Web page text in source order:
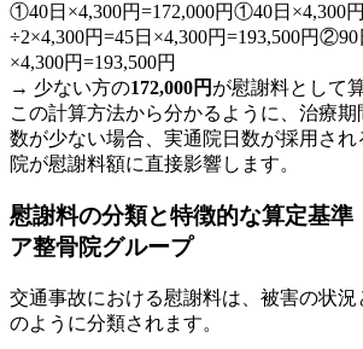
①40日×4,300円=172,000円①40日×4,300
÷2×4,300円=45日×4,300円=193,500円②90
×4,300円=193,500円
→ 少ない方の172,000円 が慰謝料として
この計算方法から分かるように、治療期
数が少ない場合、実通院日数が採用され
院が慰謝料額に直接影響します。
慰謝料の分類と特徴的な算定基準
ア整骨院グループ
交通事故における慰謝料は、被害の状
のように分類されます。